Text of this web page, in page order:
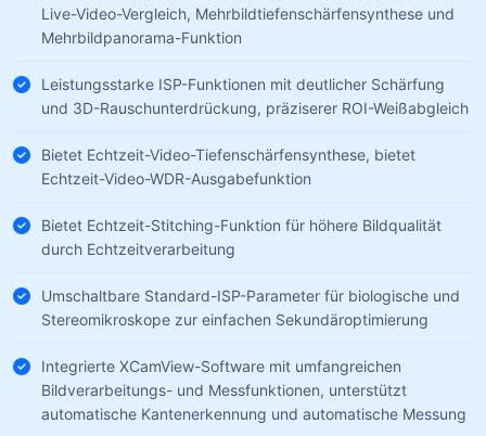
Live-Video-Vergleich, Mehrbildtiefenschärfensynthese und
Mehrbildpanorama-Funktion
Leistungsstarke ISP-Funktionen mit deutlicher Schärfung
und 3D-Rauschunterdrückung, präziserer ROI-Weißabgleich
Bietet Echtzeit-Video-Tiefenschärfensynthese, bietet
Echtzeit-Video-WDR-Ausgabefunktion
Bietet Echtzeit-Stitching-Funktion für höhere Bildqualität
durch Echtzeitverarbeitung
Umschaltbare Standard-ISP-Parameter für biologische und
Stereomikroskope zur einfachen Sekundäroptimierung
Integrierte XCamView-Software mit umfangreichen
Bildverarbeitungs- und Messfunktionen, unterstützt
automatische Kantenerkennung und automatische Messung